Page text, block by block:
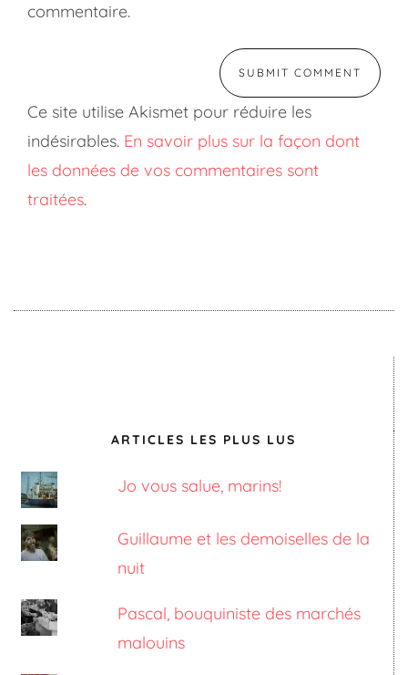
commentaire.
Ce site utilise Akismet pour réduire les
indésirables. En savoir plus sur la façon dont
les données de vos commentaires sont
traitées.
ARTICLES LES PLUS LUS
Jo vous salue, marins!
Guillaume et les demoiselles de la
nuit
Pascal, bouquiniste des marchés
malouins